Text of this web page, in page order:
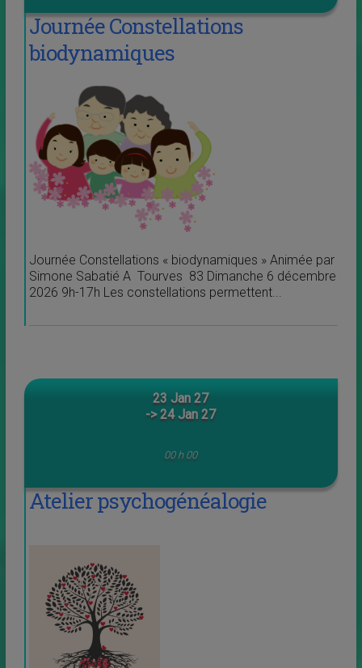
Journée Constellations
biodynamiques
Journée Constellations « biodynamiques » Animée par
Simone Sabatié A Tourves 83 Dimanche 6 décembre
2026 9h-17h Les constellations permettent...
23 Jan 27
-> 24 Jan 27
00 h 00
Atelier psychogénéalogie